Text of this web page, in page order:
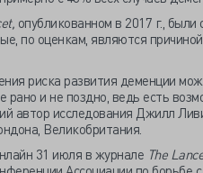
опубликованном в 2017 г.,
по оценкам, являются
риска развития деменции
рано и не поздно, ведь есть
автор исследования Джилл
Великобритания.
31 июля в журнале The